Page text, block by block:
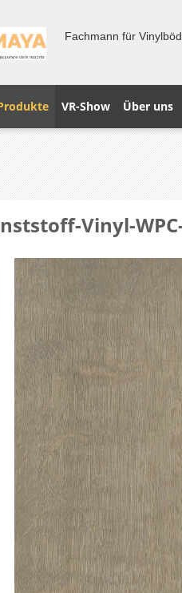
Fachmann für
VR-Show Über uns
Vinyl-